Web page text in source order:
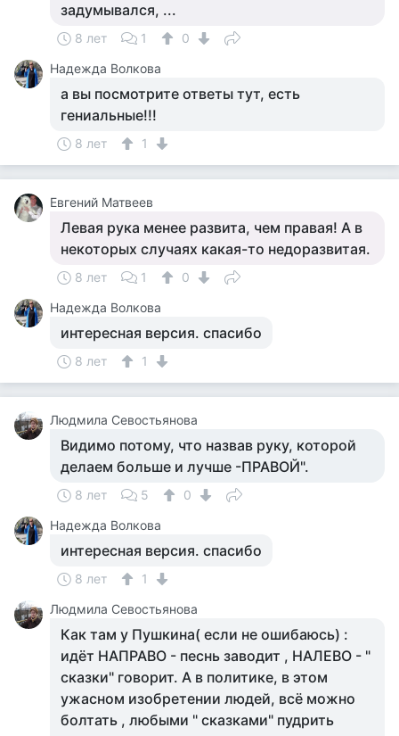
задумывался, ...
8 лет 1
0
Надежда Волкова
а вы посмотрите ответы тут, есть
гениальные!!!
8 лет 1
Евгений Матвеев
Левая рука менее развита, чем правая! А в
некоторых случаях какая-то недоразвитая.
8 лет 1
0
Надежда Волкова
интересная версия. спасибо
8 лет 1
Людмила Севостьянова
Видимо потому, что назвав руку, которой
делаем больше и лучше -ПРАВОЙ".
8 лет 5
0
Надежда Волкова
интересная версия. спасибо
8 лет
1
Людмила Севостьянова
Как там у Пушкина( если не ошибаюсь) :
идёт НАПРАВО - песнь заводит , НАЛЕВО - "
сказки" говорит. А в политике, в этом
ужасном изобретении людей, всё можно
болтать , любыми " сказками" пудрить